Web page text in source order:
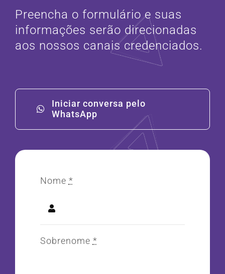
Preencha o formulário e suas
informações serão direcionadas
aos nossos canais credenciados.
Iniciar conversa pelo
WhatsApp
Nome *
Sobrenome *